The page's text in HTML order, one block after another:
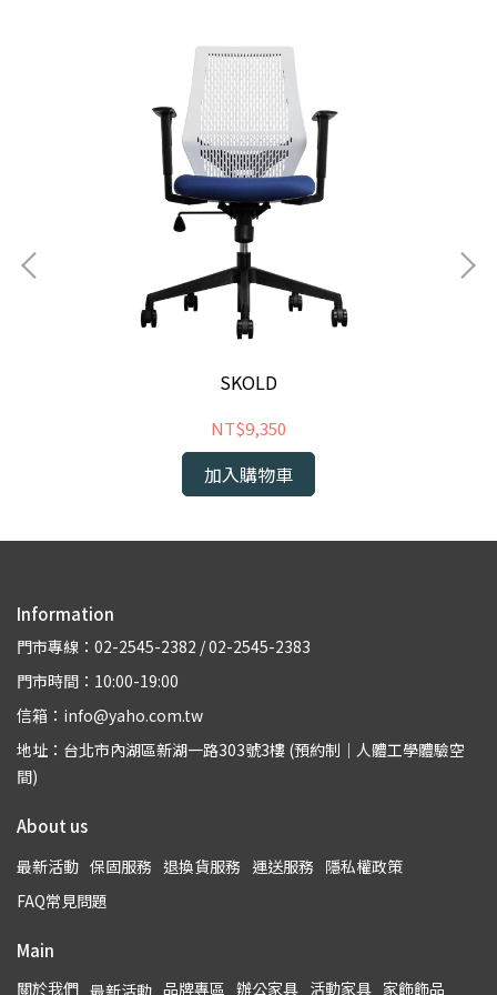
SKOLD
NT$9,350
加入購物車
Information
門市專線：02-2545-2382 / 02-2545-2383
門市時間：10:00-19:00
信箱：info@yaho.com.tw
地址：台北市內湖區新湖一路303號3樓 (預約制｜人體工學體驗空
間)
About us
最新活動 保固服務 退換貨服務 運送服務 隱私權政策
FAQ常見問題
Main
關於我們 最新活動 品牌專區 辦公家具 活動家具 家飾飾品